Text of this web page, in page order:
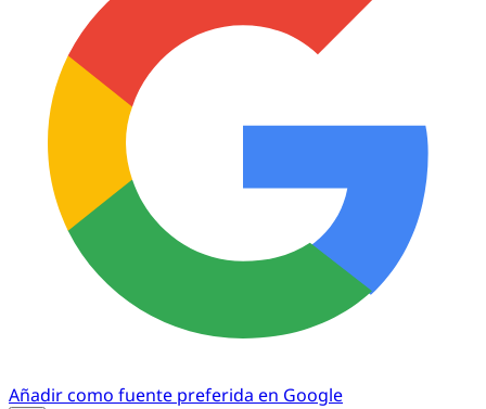
Añadir como fuente preferida en Google